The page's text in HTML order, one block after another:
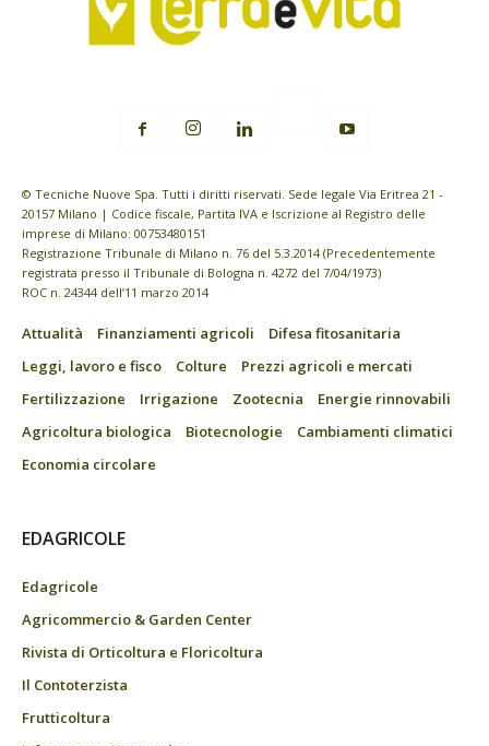
© Tecniche Nuove Spa. Tutti i diritti riservati. Sede legale Via Eritrea 21 -
20157 Milano | Codice fiscale, Partita IVA e Iscrizione al Registro delle
imprese di Milano: 00753480151
Registrazione Tribunale di Milano n. 76 del 5.3.2014 (Precedentemente
registrata presso il Tribunale di Bologna n. 4272 del 7/04/1973)
ROC n. 24344 dell’11 marzo 2014
Attualità Finanziamenti agricoli
Difesa fitosanitaria
Leggi, lavoro e fisco
Colture
Prezzi agricoli e mercati
Fertilizzazione
Irrigazione Zootecnia
Energie rinnovabili
Agricoltura biologica
Biotecnologie
Cambiamenti climatici
Economia circolare
EDAGRICOLE
Edagricole
Agricommercio & Garden Center
Rivista di Orticoltura e Floricoltura
Il Contoterzista
Frutticoltura